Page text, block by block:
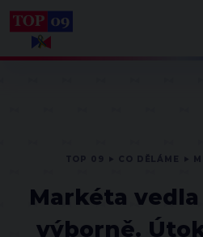
Markéta
výborně.